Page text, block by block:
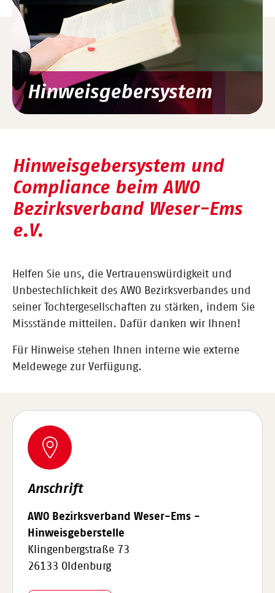
Hinweisgebersystem
Hinweisgebersystem und
Compliance beim AWO
Bezirksverband Weser-Ems
e.V.
Helfen Sie uns, die Vertrauenswürdigkeit und
Unbestechlichkeit des AWO Bezirksverbandes und
seiner Tochtergesellschaften zu stärken, indem Sie
Missstände mitteilen. Dafür danken wir Ihnen!
Für Hinweise stehen Ihnen interne wie externe
Meldewege zur Verfügung.
Anschrift
AWO Bezirksverband Weser-Ems -
Hinweisgeberstelle
Klingenbergstraße 73
26133 Oldenburg